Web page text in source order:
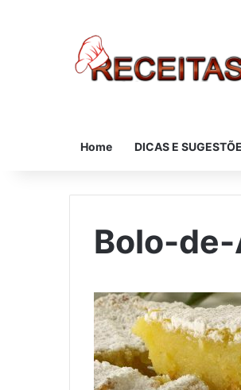
Home DICAS E
Bolo-